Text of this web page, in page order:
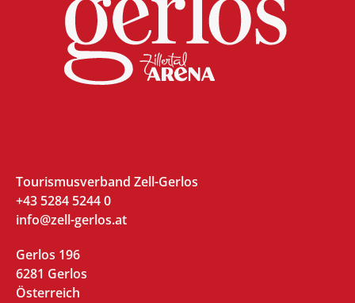
Tourismusverband Zell-Gerlos
+43 5284 5244 0
info@zell-gerlos.at
Gerlos 196
6281 Gerlos
Österreich